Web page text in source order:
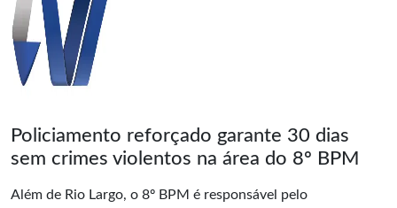
Policiamento reforçado garante 30 dias
sem crimes violentos na área do 8º BPM
Além de Rio Largo, o 8º BPM é responsável pelo